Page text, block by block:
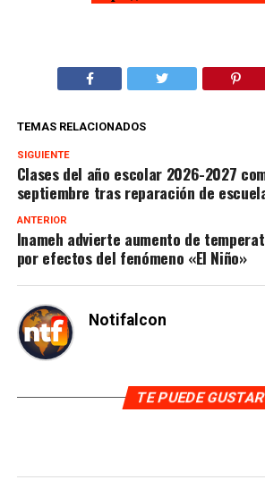
TEMAS RELACIONADOS
SIGUIENTE
Clases del año escolar 2026-2027
septiembre tras reparación de
ANTERIOR
Inameh advierte aumento de
por efectos del fenómeno «El Niño»
Notifalcon
TE PUEDE GUSTAR